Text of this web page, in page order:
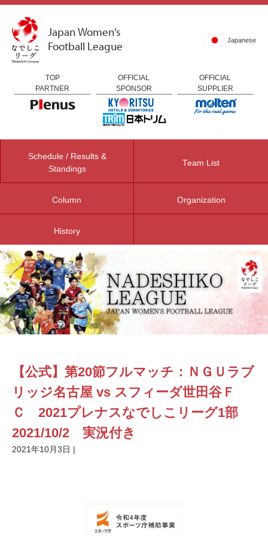
Japan Women’s
Football League
Japanese
TOP
PARTNER
OFFICIAL
SPONSOR
OFFICIAL
SUPPLIER
Schedule / Results &
Standings
Team List
Column Organization
History
【公式】第20節フルマッチ：ＮＧＵラブ
リッジ名古屋 vs スフィーダ世田谷Ｆ
Ｃ 2021プレナスなでしこリーグ1部
2021/10/2 実況付き
2021年10月3日